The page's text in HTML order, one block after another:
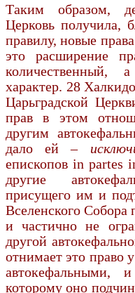
Таким образом,
Церковь получила,
правилу, новые
это расширение
количественный,
характер. 28
Царьград­ской
прав в этом
другим
дало ей –
епископов іn
другие
присущего им и
Вселенского Собора
и частично не
другой
отнимает это право
автокефальными,
которому оно